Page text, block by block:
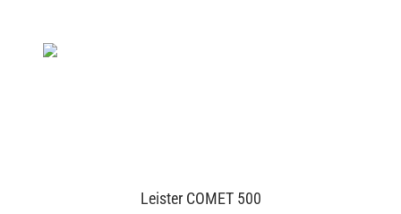
Leister COMET 500